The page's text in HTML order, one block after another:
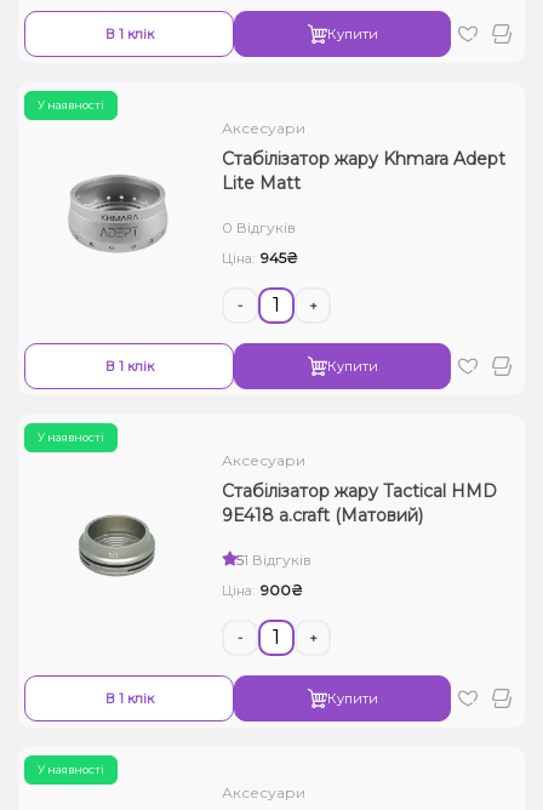
В 1 клік Купити
У наявності
Аксесуари
Стабілізатор жару Khmara Adept
Lite Matt
0 Відгуків
Ціна: 945₴
- +
В 1 клік Купити
У наявності
Аксесуари
Стабілізатор жару Tactical HMD
9E418 a.craft (Матовий)
51 Відгуків
Ціна: 900₴
- +
В 1 клік Купити
У наявності
Аксесуари